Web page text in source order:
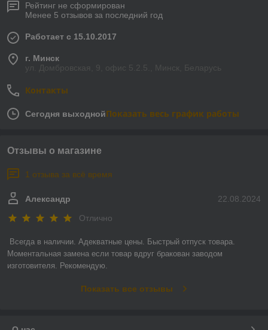
Рейтинг не сформирован
Менее 5 отзывов за последний год
Работает с 15.10.2017
г. Минск
ул. Домбровская, 9, офис 5.2.5., Минск, Беларусь
Контакты
Сегодня выходнойПоказать весь график работы
Отзывы о магазине
1 отзыва за всё время
22.08.2024
Александр
Отлично
Всегда в наличии. Адекватные цены. Быстрый отпуск товара.
Моментальная замена если товар вдруг бракован заводом
изготовителя. Рекомендую.
Показать все отзывы